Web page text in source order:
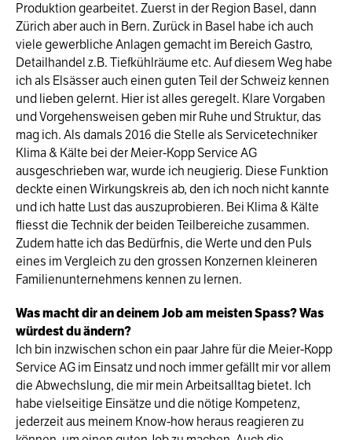
Produktion gearbeitet. Zuerst in der Region Basel, dann
Zürich aber auch in Bern. Zurück in Basel habe ich auch
viele gewerbliche Anlagen gemacht im Bereich Gastro,
Detailhandel z.B. Tiefkühlräume etc. Auf diesem Weg habe
ich als Elsässer auch einen guten Teil der Schweiz kennen
und lieben gelernt. Hier ist alles geregelt. Klare Vorgaben
und Vorgehensweisen geben mir Ruhe und Struktur, das
mag ich. Als damals 2016 die Stelle als Servicetechniker
Klima & Kälte bei der Meier-Kopp Service AG
ausgeschrieben war, wurde ich neugierig. Diese Funktion
deckte einen Wirkungskreis ab, den ich noch nicht kannte
und ich hatte Lust das auszuprobieren. Bei Klima & Kälte
fliesst die Technik der beiden Teilbereiche zusammen.
Zudem hatte ich das Bedürfnis, die Werte und den Puls
eines im Vergleich zu den grossen Konzernen kleineren
Familienunternehmens kennen zu lernen.
Was macht dir an deinem Job am meisten Spass? Was
würdest du ändern?
Ich bin inzwischen schon ein paar Jahre für die Meier-Kopp
Service AG im Einsatz und noch immer gefällt mir vor allem
die Abwechslung, die mir mein Arbeitsalltag bietet. Ich
habe vielseitige Einsätze und die nötige Kompetenz,
jederzeit aus meinem Know-how heraus reagieren zu